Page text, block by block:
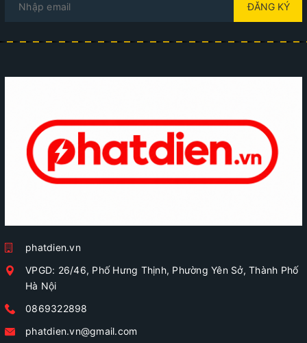
ĐĂNG KÝ
phatdien.vn
VPGD: 26/46, Phố Hưng Thịnh, Phường Yên Sở, Thành Phố
Hà Nội
0869322898
phatdien.vn@gmail.com